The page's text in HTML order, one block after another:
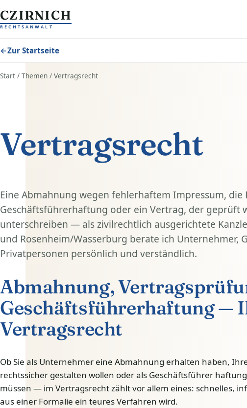
CZIRNICH
RECHTSANWALT
←Zur Startseite
Start / Themen / Vertragsrecht
Vertragsrecht
Eine Abmahnung wegen fehlerhaftem Impressum, die
Geschäftsführerhaftung oder ein Vertrag, der geprüft
unterschreiben — als zivilrechtlich ausgerichtete
und Rosenheim/Wasserburg berate ich Unternehmer,
Privatpersonen persönlich und verständlich.
Abmahnung,
Geschäftsführerhaftung —
Vertragsrecht
Ob Sie als Unternehmer eine Abmahnung erhalten haben,
rechtssicher gestalten wollen oder als Geschäftsführer
müssen — im Vertragsrecht zählt vor allem eines: schnelles,
aus einer Formalie ein teures Verfahren wird.